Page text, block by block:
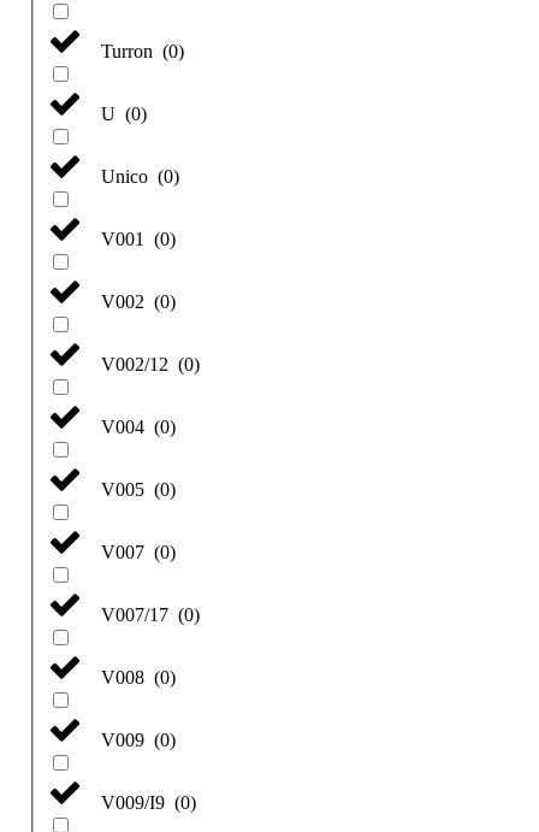
Turron (0)
U (0)
Unico (0)
V001 (0)
V002 (0)
V002/12 (0)
V004 (0)
V005 (0)
V007 (0)
V007/17 (0)
V008 (0)
V009 (0)
V009/I9 (0)